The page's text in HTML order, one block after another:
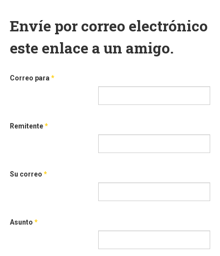
Envíe por correo electrónico
este enlace a un amigo.
Correo para *
Remitente*
Su correo *
Asunto *